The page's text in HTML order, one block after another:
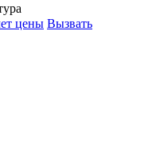
цены Вызвать